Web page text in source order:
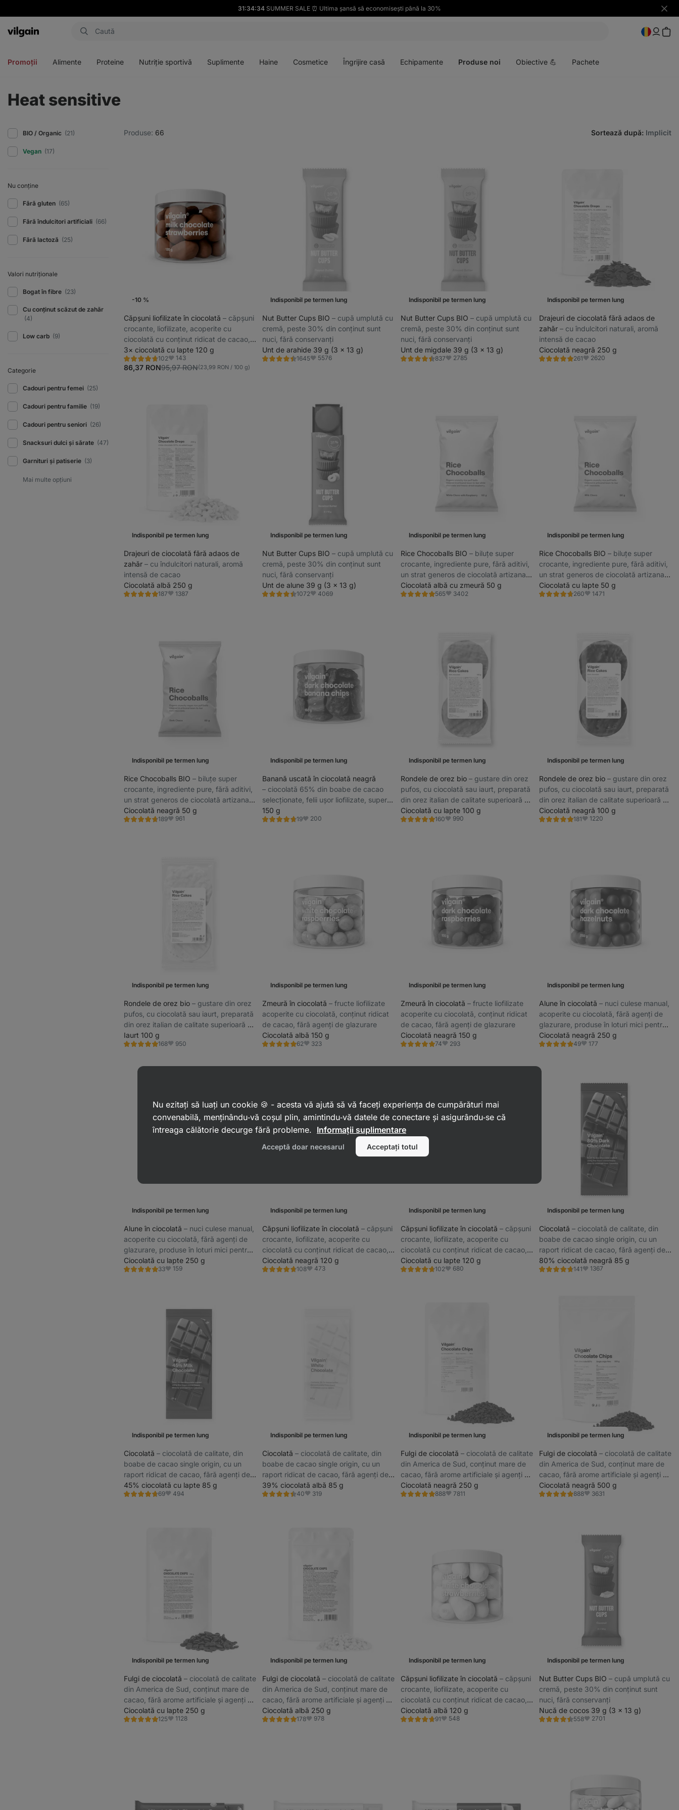
31:34:33 SUMMER SALE ⏰ Ultima șansă să economisești până la 30%
Aktin
Promoții Alimente Proteine Nutriție sportivă Suplimente Haine Cosmetice Îngrijire casă Echipamente Produse noi Obiective 💪 Pachete
Heat sensitive
Produse: 66 Sortează după: Implicit
BIO / Organic (21)
Vegan (17)
Nu conține
Fără gluten (65)
Fără îndulcitori artificiali (66)
Fără lactoză (25)
Valori nutriționale
Bogat în fibre (23)
Cu conținut scăzut de zahăr
(4)
Low carb (9)
Categorie
Cadouri pentru femei (25)
Cadouri pentru familie (19)
Cadouri pentru seniori (26)
Snacksuri dulci și sărate (47)
Garnituri și patiserie (3)
-10 %
Căpșuni liofilizate în ciocolată ⁠–⁠ căpșuni
crocante, liofilizate, acoperite cu
ciocolată cu conținut ridicat de cacao,
fără lecitină și luciu
3× ciocolată cu lapte 120 g
102
Evaluare
4.8/5,
102
Favorite
143
86,37 RON95,97 RON(23,99 RON / 100 g)
Indisponibil pe termen lung
Nut Butter Cups BIO ⁠–⁠ cupă umplută cu
cremă, peste 30% din conținut sunt
nuci, fără conservanți
Unt de arahide 39 g (3 x 13 g)
1645
Evaluare
Favorite
5576
Indisponibil pe termen lung
Nut Butter Cups BIO ⁠–⁠ cupă umplută cu
cremă, peste 30% din conținut sunt
nuci, fără conservanți
Unt de migdale 39 g (3 x 13 g)
837
Evaluare
Favorite
2785
Indisponibil pe termen lung
Drajeuri de ciocolată fără adaos de
zahăr ⁠–⁠ cu îndulcitori naturali, aromă
intensă de cacao
Ciocolată neagră 250 g
261
Evaluare
Favorite
2620
Indisponibil pe termen lung
Drajeuri de ciocolată fără adaos de
zahăr ⁠–⁠ cu îndulcitori naturali, aromă
intensă de cacao
Ciocolată albă 250 g
187
Evaluare
Favorite
1387
Indisponibil pe termen lung
Nut Butter Cups BIO ⁠–⁠ cupă umplută cu
cremă, peste 30% din conținut sunt
nuci, fără conservanți
Unt de alune 39 g (3 x 13 g)
1072
Evaluare
Favorite
4069
Indisponibil pe termen lung
Rice Chocoballs BIO ⁠–⁠ biluțe super
crocante, ingrediente pure, fără aditivi,
un strat generos de ciocolată artizanală
bean-to-bar.
Ciocolată albă cu zmeură 50 g
565
Evaluare
Favorite
3402
Indisponibil pe termen lung
Rice Chocoballs BIO ⁠–⁠ biluțe super
crocante, ingrediente pure, fără aditivi,
un strat generos de ciocolată artizanală
bean-to-bar.
Ciocolată cu lapte 50 g
260
Evaluare
Favorite
1471
Indisponibil pe termen lung
Rice Chocoballs BIO ⁠–⁠ biluțe super
crocante, ingrediente pure, fără aditivi,
un strat generos de ciocolată artizanală
bean-to-bar.
Ciocolată neagră 50 g
189
Evaluare
Favorite
961
Indisponibil pe termen lung
Banană uscată în ciocolată neagră
⁠–⁠ ciocolată 65% din boabe de cacao
selecționate, felii ușor liofilizate, super
crocante, fără lecitină și aditivi de
lustruire.
150 g
19
Evaluare
Favorite
200
Indisponibil pe termen lung
Rondele de orez bio ⁠–⁠ gustare din orez
pufos, cu ciocolată sau iaurt, preparată
din orez italian de calitate superioară și
ciocolată olandeză
Ciocolată cu lapte 100 g
160
Evaluare
Favorite
990
Indisponibil pe termen lung
Rondele de orez bio ⁠–⁠ gustare din orez
pufos, cu ciocolată sau iaurt, preparată
din orez italian de calitate superioară și
ciocolată olandeză
Ciocolată neagră 100 g
181
Evaluare
Favorite
1220
Indisponibil pe termen lung
Rondele de orez bio ⁠–⁠ gustare din orez
pufos, cu ciocolată sau iaurt, preparată
din orez italian de calitate superioară și
ciocolată olandeză
Iaurt 100 g
168
Evaluare
Favorite
950
Indisponibil pe termen lung
Zmeură în ciocolată ⁠–⁠ fructe liofilizate
acoperite cu ciocolată, conținut ridicat
de cacao, fără agenți de glazurare
Ciocolată albă 150 g
62
Evaluare
Favorite
323
Indisponibil pe termen lung
Zmeură în ciocolată ⁠–⁠ fructe liofilizate
acoperite cu ciocolată, conținut ridicat
de cacao, fără agenți de glazurare
Ciocolată neagră 150 g
74
Evaluare
Favorite
293
Indisponibil pe termen lung
Alune în ciocolată ⁠–⁠ nuci culese manual,
acoperite cu ciocolată, fără agenți de
glazurare, produse în loturi mici pentru
o prospețime maximă
Ciocolată neagră 250 g
49
Evaluare
Favorite
177
Indisponibil pe termen lung
Alune în ciocolată ⁠–⁠ nuci culese manual,
acoperite cu ciocolată, fără agenți de
glazurare, produse în loturi mici pentru
o prospețime maximă
Ciocolată cu lapte 250 g
33
Evaluare
Favorite
159
Indisponibil pe termen lung
Căpșuni liofilizate în ciocolată ⁠–⁠ căpșuni
crocante, liofilizate, acoperite cu
ciocolată cu conținut ridicat de cacao,
fără lecitină și luciu
Ciocolată neagră 120 g
108
Evaluare
Favorite
473
Indisponibil pe termen lung
Căpșuni liofilizate în ciocolată ⁠–⁠ căpșuni
crocante, liofilizate, acoperite cu
ciocolată cu conținut ridicat de cacao,
fără lecitină și luciu
Ciocolată cu lapte 120 g
102
Evaluare
Favorite
680
Indisponibil pe termen lung
Ciocolată ⁠–⁠ ciocolată de calitate, din
boabe de cacao single origin, cu un
raport ridicat de cacao, fără agenți de
lustruire
80% ciocolată neagră 85 g
141
Evaluare
Favorite
1367
Indisponibil pe termen lung
Ciocolată ⁠–⁠ ciocolată de calitate, din
boabe de cacao single origin, cu un
raport ridicat de cacao, fără agenți de
lustruire
45% ciocolată cu lapte 85 g
69
Evaluare
Favorite
494
Indisponibil pe termen lung
Ciocolată ⁠–⁠ ciocolată de calitate, din
boabe de cacao single origin, cu un
raport ridicat de cacao, fără agenți de
lustruire
39% ciocolată albă 85 g
40
Evaluare
Favorite
319
Indisponibil pe termen lung
Fulgi de ciocolată ⁠–⁠ ciocolată de calitate
din America de Sud, conținut mare de
cacao, fără arome artificiale și agenți de
lustruire
Ciocolată neagră 250 g
888
Evaluare
Favorite
7811
Indisponibil pe termen lung
Fulgi de ciocolată ⁠–⁠ ciocolată de calitate
din America de Sud, conținut mare de
cacao, fără arome artificiale și agenți de
lustruire
Ciocolată neagră 500 g
888
Evaluare
Favorite
3631
Indisponibil pe termen lung
Fulgi de ciocolată ⁠–⁠ ciocolată de calitate
din America de Sud, conținut mare de
cacao, fără arome artificiale și agenți de
lustruire
Ciocolată cu lapte 250 g
125
Evaluare
Favorite
1128
Indisponibil pe termen lung
Fulgi de ciocolată ⁠–⁠ ciocolată de calitate
din America de Sud, conținut mare de
cacao, fără arome artificiale și agenți de
lustruire
Ciocolată albă 250 g
178
Evaluare
Favorite
978
Indisponibil pe termen lung
Căpșuni liofilizate în ciocolată ⁠–⁠ căpșuni
crocante, liofilizate, acoperite cu
ciocolată cu conținut ridicat de cacao,
fără lecitină și luciu
Ciocolată albă 120 g
91
Evaluare
Favorite
548
Indisponibil pe termen lung
Nut Butter Cups BIO ⁠–⁠ cupă umplută cu
cremă, peste 30% din conținut sunt
nuci, fără conservanți
Nucă de cocos 39 g (3 x 13 g)
558
Evaluare
Favorite
2701
Nu ezitați să luați un cookie 🍪 - acesta vă ajută să vă faceți experiența de cumpărături mai
convenabilă, menținându‑vă coșul plin, amintindu‑vă datele de conectare și asigurându‑se că
întreaga călătorie decurge fără probleme. Informații suplimentare
Acceptă doar necesarul Acceptați totul